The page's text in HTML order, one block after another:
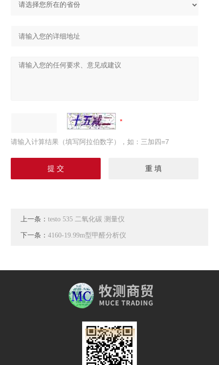
请输入计算结果（填写阿拉伯数字），如：三加四=7
上一条：testo 535 二氧化碳 测量仪
下一条：4160-19.99m型甲醛分析仪